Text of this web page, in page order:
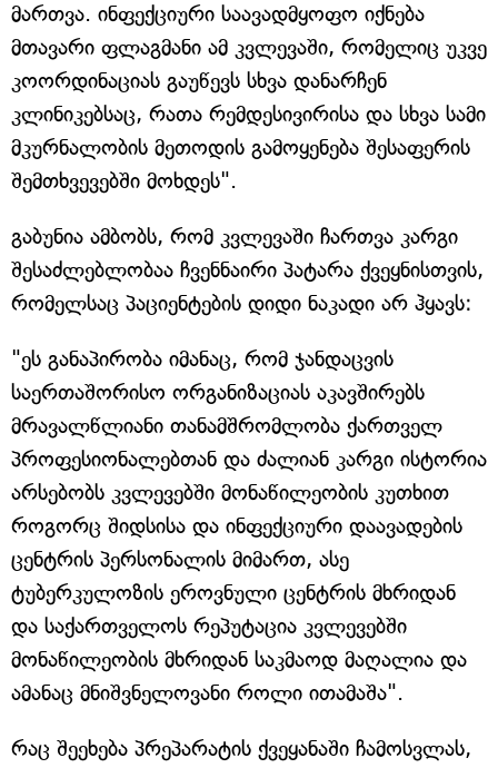
მართვა. ინფექციური საავადმყოფო იქნება
მთავარი ფლაგმანი ამ კვლევაში, რომელიც უკვე
კოორდინაციას გაუწევს სხვა დანარჩენ
კლინიკებსაც, რათა რემდესივირისა და სხვა სამი
მკურნალობის მეთოდის გამოყენება შესაფერის
შემთხვევებში მოხდეს".
გაბუნია ამბობს, რომ კვლევაში ჩართვა კარგი
შესაძლებლობაა ჩვენნაირი პატარა ქვეყნისთვის,
რომელსაც პაციენტების დიდი ნაკადი არ ჰყავს:
"ეს განაპირობა იმანაც, რომ ჯანდაცვის
საერთაშორისო ორგანიზაციას აკავშირებს
მრავალწლიანი თანამშრომლობა ქართველ
პროფესიონალებთან და ძალიან კარგი ისტორია
არსებობს კვლევებში მონაწილეობის კუთხით
როგორც შიდსისა და ინფექციური დაავადების
ცენტრის პერსონალის მიმართ, ასე
ტუბერკულოზის ეროვნული ცენტრის მხრიდან
და საქართველოს რეპუტაცია კვლევებში
მონაწილეობის მხრიდან საკმაოდ მაღალია და
ამანაც მნიშვნელოვანი როლი ითამაშა".
რაც შეეხება პრეპარატის ქვეყანაში ჩამოსვლას,